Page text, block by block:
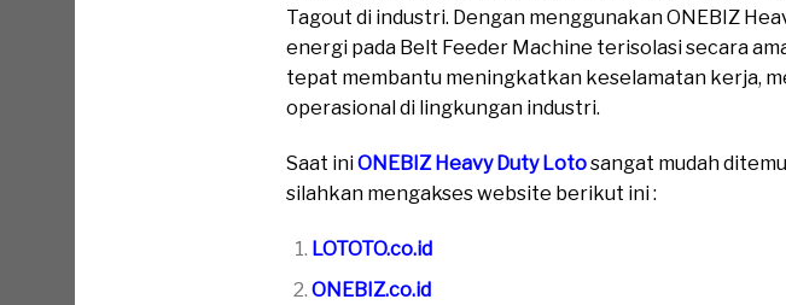
Tagout di industri. Dengan menggunakan ONEBIZ
energi pada Belt Feeder Machine terisolasi secara
tepat membantu meningkatkan keselamatan kerja,
operasional di lingkungan industri.
Saat iniONEBIZ Heavy Duty Lotosangat mudah
silahkan mengakses website berikut ini :
LOTOTO.co.id
ONEBIZ.co.id